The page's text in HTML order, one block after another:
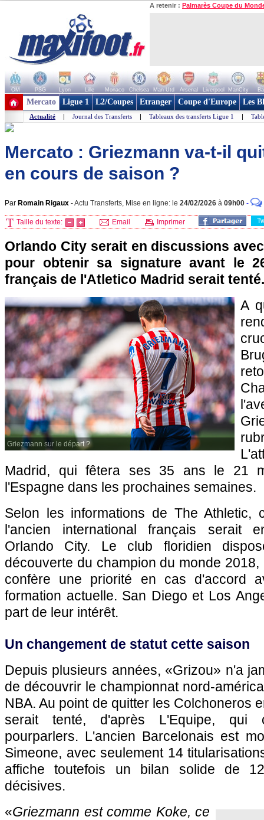
A retenir : Palmarès Coupe du
OM PSG Lyon Lille Monaco Chelsea Man Utd Arsenal Liverpool ManCity
+ de clubs
Mercato Ligue 1 L2/Coupes Etranger Coupe d'Europe Les
Actualité | Journal des Transferts | Tableaux des transferts Ligue 1 |
Mercato : Griezmann va-t-il
en cours de saison ?
Par Romain Rigaux -Actu Transferts, Mise en ligne: le 24/02/2026 à 09h00 -
Taille du texte: Email Imprimer
Orlando City serait en discussions
pour obtenir sa signature avant le
français de l'Atletico Madrid serait tenté.
Griezmann sur le départ ?
A
Madrid, qui fêtera ses 35 ans le 21
l'Espagne dans les prochaines semaines.
Selon les informations de The Athletic,
l'ancien international français serait
Orlando City. Le club floridien
découverte du champion du monde
confère une priorité en cas d'accord
formation actuelle. San Diego et Los
part de leur intérêt.
Un changement de statut cette saison
Depuis plusieurs années, «Grizou» n'a
de découvrir le championnat nord-
NBA. Au point de quitter les Colchoneros
serait tenté, d'après L'Equipe, qui
pourparlers. L'ancien Barcelonais est
Simeone, avec seulement 14
affiche toutefois un bilan solide de
décisives.
«Griezmann est comme Koke, ce